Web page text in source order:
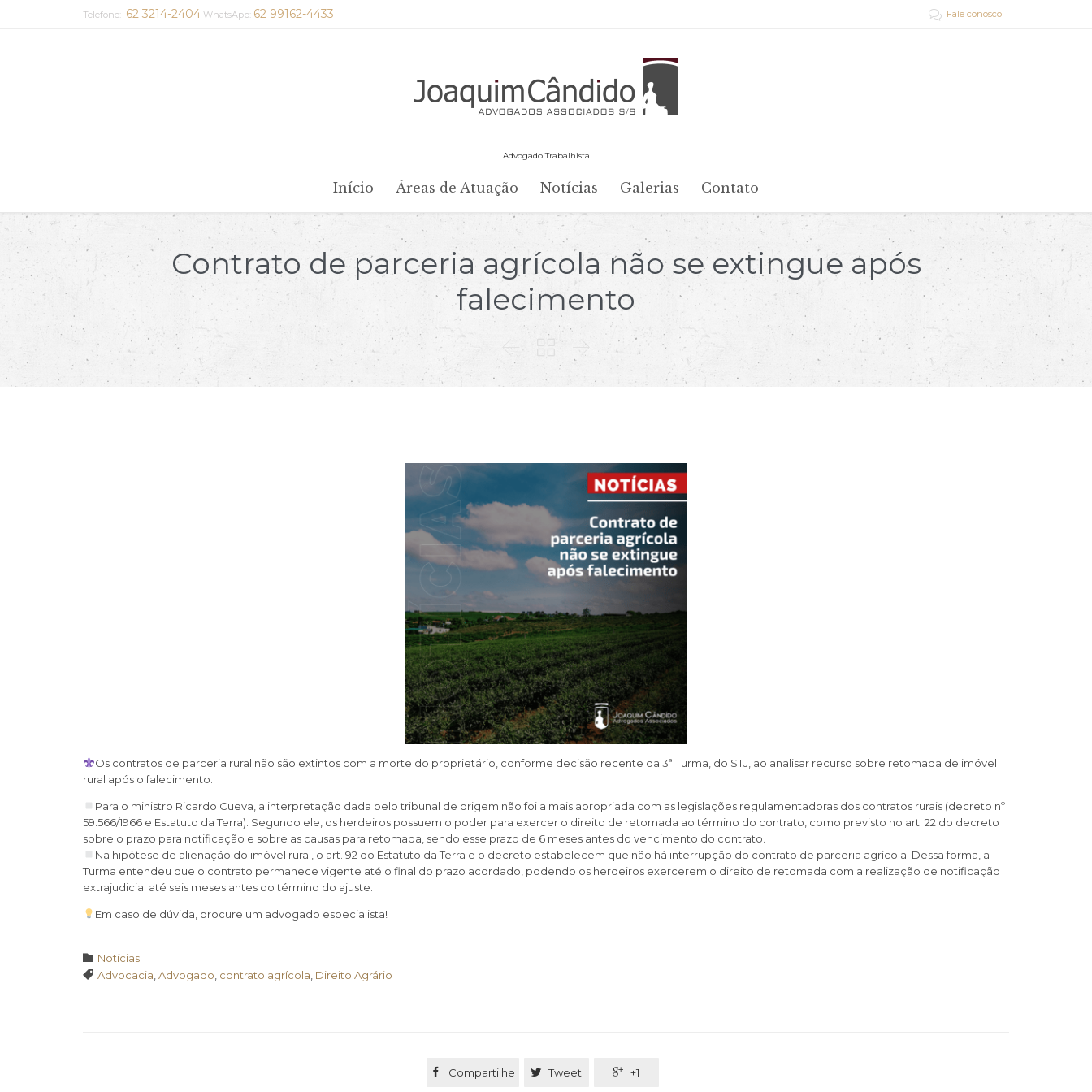
Telefone: 62 3214-2404 WhatsApp: 62 99162-4433  Fale conosco
Advogado Trabalhista
to
Início Áreas de Atuação Notícias Galerias Contato
Contrato de parceria agrícola não se extingue após
falecimento
 
Os contratos de parceria rural não são extintos com a morte do proprietário, conforme decisão recente da 3ª Turma, do STJ, ao analisar recurso sobre retomada de imóvel
rural após o falecimento.
Para o ministro Ricardo Cueva, a interpretação dada pelo tribunal de origem não foi a mais apropriada com as legislações regulamentadoras dos contratos rurais (decreto nº
59.566/1966 e Estatuto da Terra). Segundo ele, os herdeiros possuem o poder para exercer o direito de retomada ao término do contrato, como previsto no art. 22 do decreto
sobre o prazo para notificação e sobre as causas para retomada, sendo esse prazo de 6 meses antes do vencimento do contrato.
Na hipótese de alienação do imóvel rural, o art. 92 do Estatuto da Terra e o decreto estabelecem que não há interrupção do contrato de parceria agrícola. Dessa forma, a
Turma entendeu que o contrato permanece vigente até o final do prazo acordado, podendo os herdeiros exercerem o direito de retomada com a realização de notificação
extrajudicial até seis meses antes do término do ajuste.
Em caso de dúvida, procure um advogado especialista!
 Category
Notícias
 Tags
Advocacia Advogado contrato agrícola Direito Agrário
 Compartilhe  Tweet  +1